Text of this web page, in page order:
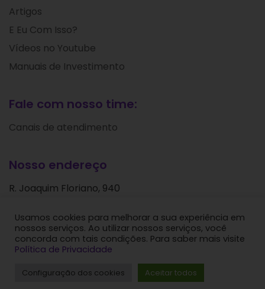
Artigos
E Eu Com Isso?
Vídeos no Youtube
Manuais de Investimento
Fale com nosso time:
Canais de atendimento
Nosso endereço
R. Joaquim Floriano, 940
São Paulo - SP
CEP: 04534-004
Levante Ideias de Investimentos © 2024. Todos os
direitos reservados.
Usamos cookies para melhorar a sua experiência em
nossos serviços. Ao utilizar nossos serviços, você
concorda com tais condições. Para saber mais visite
Política de Privacidade
Configuração dos cookies Aceitar todos